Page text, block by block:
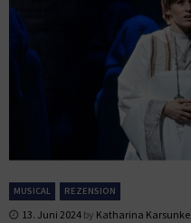
MUSICAL REZENSION
13. Juni 2024 by Katharina Karsunke